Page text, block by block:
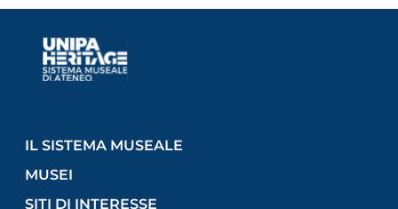
IL SISTEMA MUSEALE
MUSEI
SITI DI INTERESSE